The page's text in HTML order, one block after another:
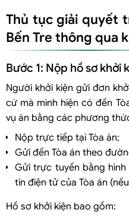
Thủ tục giải quyết
Bến Tre thông qua
Bước 1: Nộp hồ sơ khởi
Người khởi kiện gửi đơn
cứ mà mình hiện có đến
vụ án bằng các phương
Nộp trực tiếp tại Tòa án;
Gửi đến Tòa án theo
Gửi trực tuyến bằng
tin điện tử của Tòa án
Hồ sơ khởi kiện bao gồm: